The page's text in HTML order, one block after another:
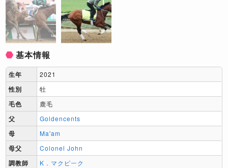
基本情報
生年 2021
性別 牡
毛色 鹿毛
父 Goldencents
母 Ma'am
母父 Colonel John
調教師 K．マクピーク